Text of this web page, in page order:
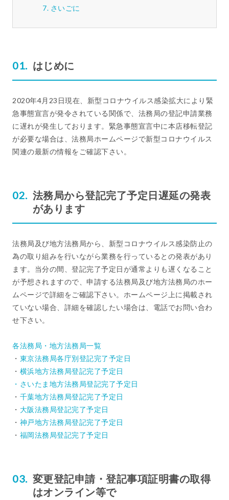
さいごに
はじめに
2020年4月23日現在、新型コロナウイルス感染拡大により緊
急事態宣言が発令されている関係で、法務局の登記申請業務
に遅れが発生しております。緊急事態宣言中に本店移転登記
が必要な場合は、法務局ホームページで新型コロナウイルス
関連の最新の情報をご確認下さい。
法務局から登記完了予定日遅延の発表
があります
法務局及び地方法務局から、新型コロナウイルス感染防止の
為の取り組みを行いながら業務を行っているとの発表があり
ます。当分の間、登記完了予定日が通常よりも遅くなること
が予想されますので、申請する法務局及び地方法務局のホー
ムページで詳細をご確認下さい。ホームページ上に掲載され
ていない場合、詳細を確認したい場合は、電話でお問い合わ
せ下さい。
各法務局・地方法務局一覧
・ 東京法務局各庁別登記完了予定日
・ 横浜地方法務局登記完了予定日
・ さいたま地方法務局登記完了予定日
・ 千葉地方法務局登記完了予定日
・ 大阪法務局登記完了予定日
・ 神戸地方法務局登記完了予定日
・ 福岡法務局登記完了予定日
変更登記申請・登記事項証明書の取得
はオンライン等で